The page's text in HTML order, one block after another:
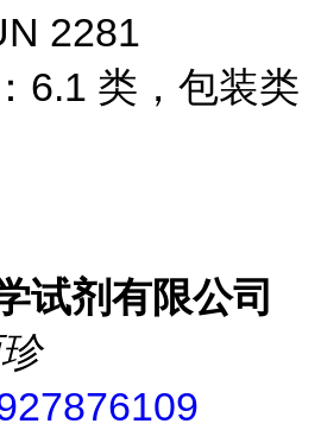
2281
6.1 类，包装类
试剂有限公司